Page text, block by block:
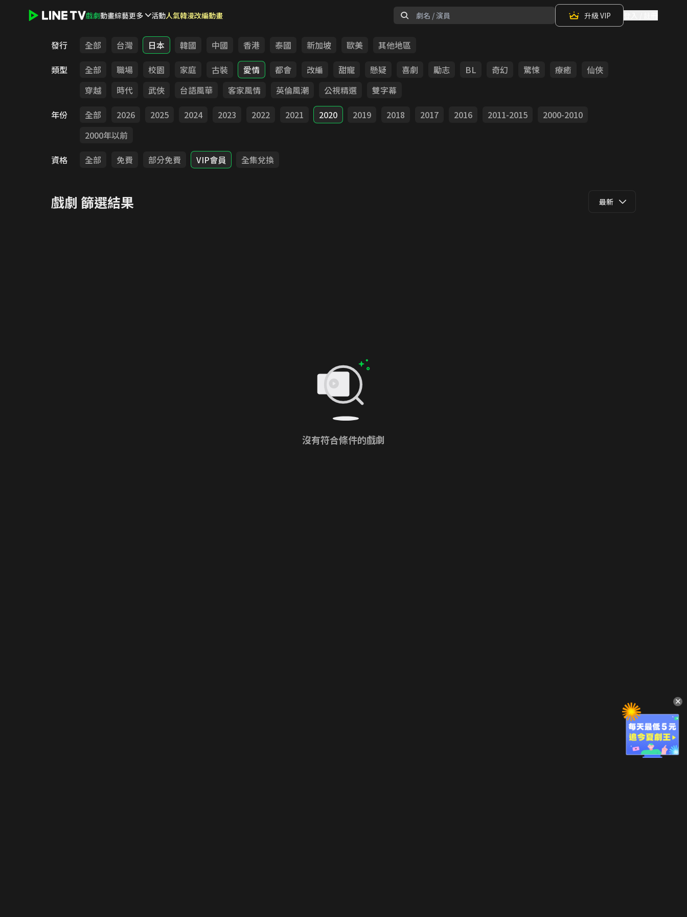
戲劇動畫綜藝更多 活動人氣韓漫改編動畫 升級 VIP
發行 全部 台灣 日本 韓國 中國 香港 泰國 新加坡 歐美
其他地區
類型
全部 職場 校園 家庭 古裝 愛情 都會 改編 甜寵 懸疑 喜劇 勵志 BL 奇幻 驚悚 療癒
仙俠
穿越
時代 武俠 台語風華 客家風情 英倫風潮 公視精選
雙字幕
年份
全部 2026 2025 2024 2023 2022 2021 2020 2019 2018 2017 2016 2011-2015
2000-2010
2000年以前
資格
全部 免費 部分免費 VIP會員 全集兌換
戲劇 篩選結果 最新
沒有符合條件的戲劇